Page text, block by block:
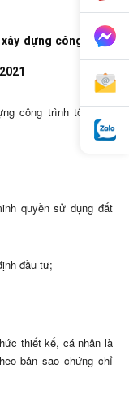
dựng công trình
công trình tôn giáo
quyền sử dụng đất
đầu tư;
thiết kế, cá nhân là
bản sao chứng chỉ